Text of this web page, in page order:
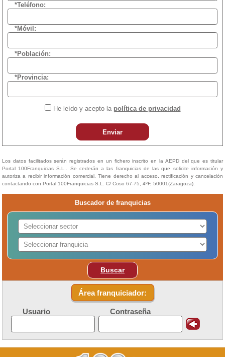
*Teléfono:
*Móvil:
*Población:
*Provincia:
He leído y acepto la política de privacidad
Enviar
Los datos facilitados serán registrados en un fichero inscrito en la AEPD del que es titular
Portal 100Franquicias S.L.. Se cederán a las franquicias de las que solicite información y
autoriza a recibir información comercial. Tiene derecho al acceso, rectificación y cancelación
contactando con Portal 100Franquicias S.L. C/ Coso 67-75, 4ºF, 50001(Zaragoza).
Buscador de franquicias
Buscar
Área franquiciador:
Usuario Contraseña